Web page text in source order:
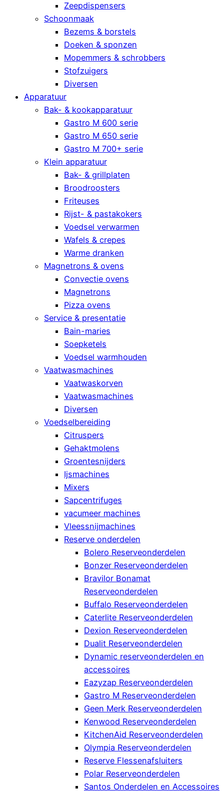
Zeepdispensers
Schoonmaak
Bezems & borstels
Doeken & sponzen
Mopemmers & schrobbers
Stofzuigers
Diversen
Apparatuur
Bak- & kookapparatuur
Gastro M 600 serie
Gastro M 650 serie
Gastro M 700+ serie
Klein apparatuur
Bak- & grillplaten
Broodroosters
Friteuses
Rijst- & pastakokers
Voedsel verwarmen
Wafels & crepes
Warme dranken
Magnetrons & ovens
Convectie ovens
Magnetrons
Pizza ovens
Service & presentatie
Bain-maries
Soepketels
Voedsel warmhouden
Vaatwasmachines
Vaatwaskorven
Vaatwasmachines
Diversen
Voedselbereiding
Citruspers
Gehaktmolens
Groentesnijders
Ijsmachines
Mixers
Sapcentrifuges
vacumeer machines
Vleessnijmachines
Reserve onderdelen
Bolero Reserveonderdelen
Bonzer Reserveonderdelen
Bravilor Bonamat
Reserveonderdelen
Buffalo Reserveonderdelen
Caterlite Reserveonderdelen
Dexion Reserveonderdelen
Dualit Reserveonderdelen
Dynamic reserveonderdelen en
accessoires
Eazyzap Reserveonderdelen
Gastro M Reserveonderdelen
Geen Merk Reserveonderdelen
Kenwood Reserveonderdelen
KitchenAid Reserveonderdelen
Olympia Reserveonderdelen
Reserve Flessenafsluiters
Polar Reserveonderdelen
Santos Onderdelen en Accessoires